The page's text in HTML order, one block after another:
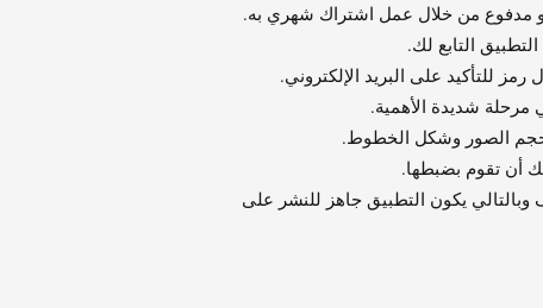
مدفوع من خلال عمل اشتراك شهري به.
التابع لك.
للتأكيد على البريد الإلكتروني.
شديدة الأهمية.
حجم الصور وشكل الخطوط.
أن تقوم بضبطها.
وبالتالي يكون التطبيق جاهز للنشر على